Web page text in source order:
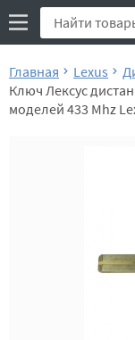
Главная Lexus
Ключ Лексус
моделей 433 Mhz